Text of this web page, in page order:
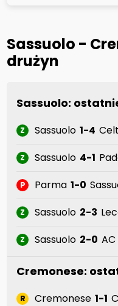
Sassuolo -
drużyn
Sassuolo:
Z Sassuolo 1-4
Z Sassuolo 4-1
P Parma 1-0
Z Sassuolo 2-3
Z Sassuolo 2-0
Cremonese:
R Cremonese 1-1